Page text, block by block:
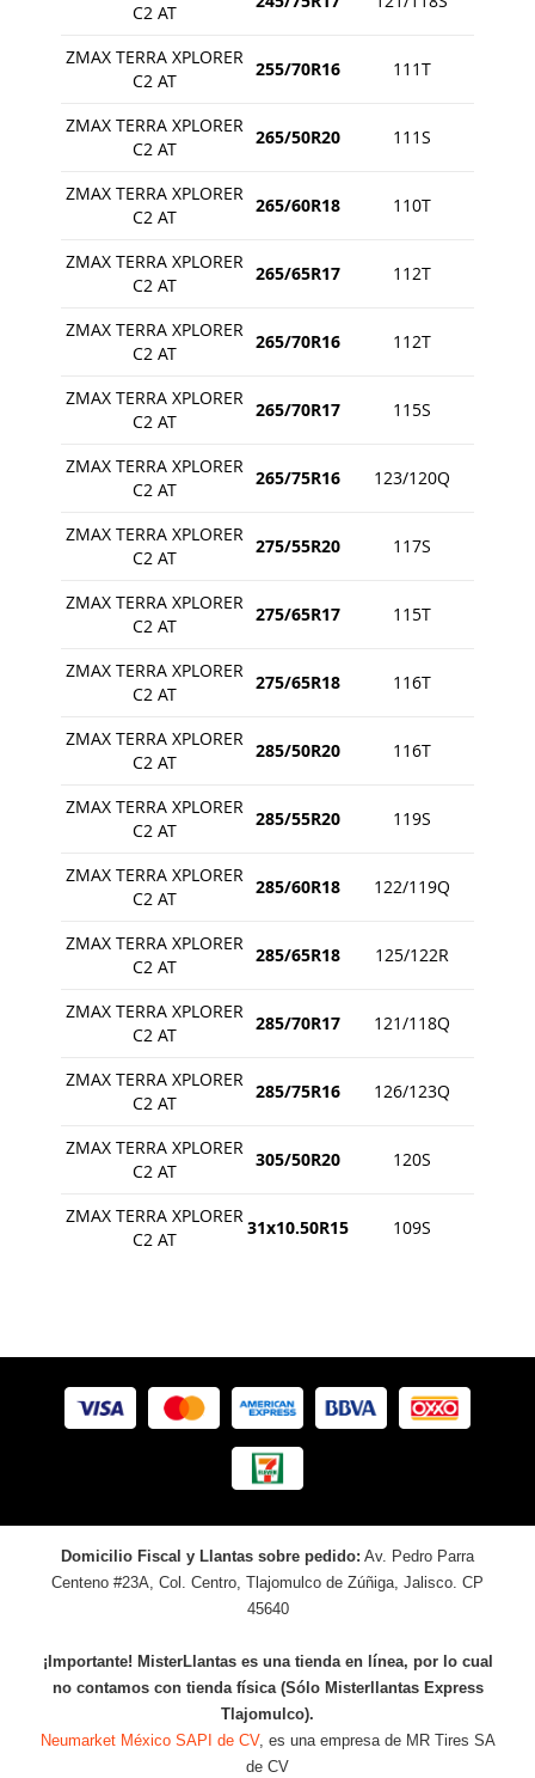
C2 AT
ZMAX TERRA XPLORER
C2 AT
255/70R16 111T
ZMAX TERRA XPLORER
C2 AT
265/50R20 111S
ZMAX TERRA XPLORER
C2 AT
265/60R18 110T
ZMAX TERRA XPLORER
C2 AT
265/65R17 112T
ZMAX TERRA XPLORER
C2 AT
265/70R16 112T
ZMAX TERRA XPLORER
C2 AT
265/70R17 115S
ZMAX TERRA XPLORER
C2 AT
265/75R16 123/120Q
ZMAX TERRA XPLORER
C2 AT
275/55R20 117S
ZMAX TERRA XPLORER
C2 AT
275/65R17 115T
ZMAX TERRA XPLORER
C2 AT
275/65R18 116T
ZMAX TERRA XPLORER
C2 AT
285/50R20 116T
ZMAX TERRA XPLORER
C2 AT
285/55R20 119S
ZMAX TERRA XPLORER
C2 AT
285/60R18 122/119Q
ZMAX TERRA XPLORER
C2 AT
285/65R18 125/122R
ZMAX TERRA XPLORER
C2 AT
285/70R17 121/118Q
ZMAX TERRA XPLORER
C2 AT
285/75R16 126/123Q
ZMAX TERRA XPLORER
C2 AT
305/50R20 120S
ZMAX TERRA XPLORER
C2 AT
31x10.50R15 109S
Domicilio Fiscal y Llantas sobre pedido: Av. Pedro Parra
Centeno #23A, Col. Centro, Tlajomulco de Zúñiga, Jalisco. CP
45640
¡Importante! MisterLlantas es una tienda en línea, por lo cual
no contamos con tienda física (Sólo Misterllantas Express
Tlajomulco).
Neumarket México SAPI de CV, es una empresa de MR Tires SA
de CV